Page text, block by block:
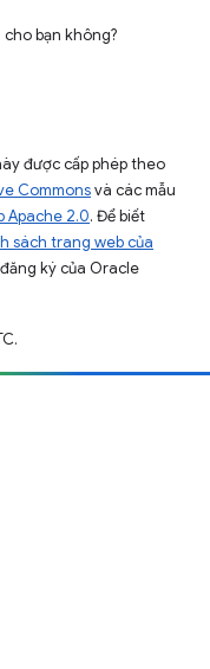
bạn không?
được cấp phép theo
Commonsvà các mẫu
Apache 2.0. Để biết
sách trang web của
ký của Oracle